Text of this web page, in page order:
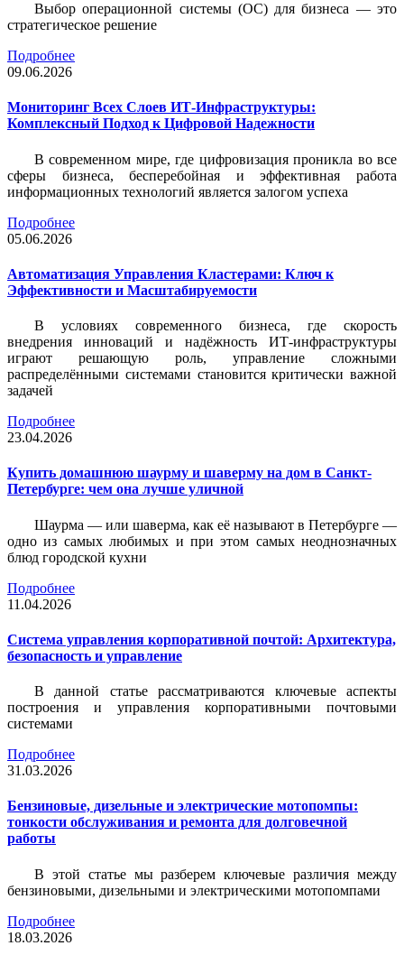
Выбор операционной системы (ОС) для бизнеса — это
стратегическое решение
Подробнее
09.06.2026
Мониторинг Всех Слоев ИТ-Инфраструктуры:
Комплексный Подход к Цифровой Надежности
В современном мире, где цифровизация проникла во все
сферы бизнеса, бесперебойная и эффективная работа
информационных технологий является залогом успеха
Подробнее
05.06.2026
Автоматизация Управления Кластерами: Ключ к
Эффективности и Масштабируемости
В условиях современного бизнеса, где скорость
внедрения инноваций и надёжность ИТ-инфраструктуры
играют решающую роль, управление сложными
распределёнными системами становится критически важной
задачей
Подробнее
23.04.2026
Купить домашнюю шаурму и шаверму на дом в Санкт-
Петербурге: чем она лучше уличной
Шаурма — или шаверма, как её называют в Петербурге —
одно из самых любимых и при этом самых неоднозначных
блюд городской кухни
Подробнее
11.04.2026
Система управления корпоративной почтой: Архитектура,
безопасность и управление
В данной статье рассматриваются ключевые аспекты
построения и управления корпоративными почтовыми
системами
Подробнее
31.03.2026
Бензиновые, дизельные и электрические мотопомпы:
тонкости обслуживания и ремонта для долговечной
работы
В этой статье мы разберем ключевые различия между
бензиновыми, дизельными и электрическими мотопомпами
Подробнее
18.03.2026